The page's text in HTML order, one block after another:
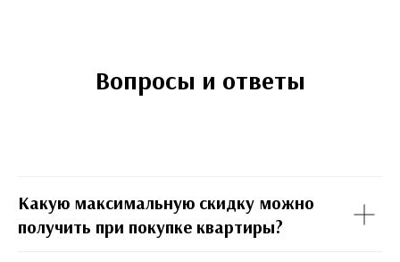
Вопросы и ответы
Какую максимальную скидку можно
получить при покупке квартиры?